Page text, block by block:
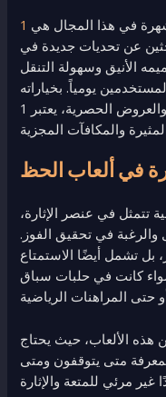
في هذا المجال هي
عن تحديات جديدة في
الأنيق وسهولة التنقل
يومياً. بخياراته
المتعددة والعروض الحصرية، يعتبر 1xbet وجهة مثالية للذين
في ألعاب الحظ
تتمثل في عنصر الإثارة،
والرغبة في تحقيق الفوز.
بل تشمل أيضًا الاستمتاع
كانت في حلبات سباق
هذه الألعاب، حيث يحتاج
متى يتوقفون ومتى